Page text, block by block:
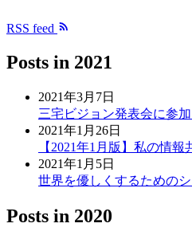
RSS feed
Posts in 2021
2021年3月7日
三宅ビジョン発表会に参
2021年1月26日
【2021年1月版】私の情報
2021年1月5日
世界を優しくするための
Posts in 2020